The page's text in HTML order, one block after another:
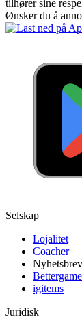
tilhører sine
Ønsker du å
Selskap
Lojalitet
Coacher
Nyhetsbrev
igitems
Juridisk